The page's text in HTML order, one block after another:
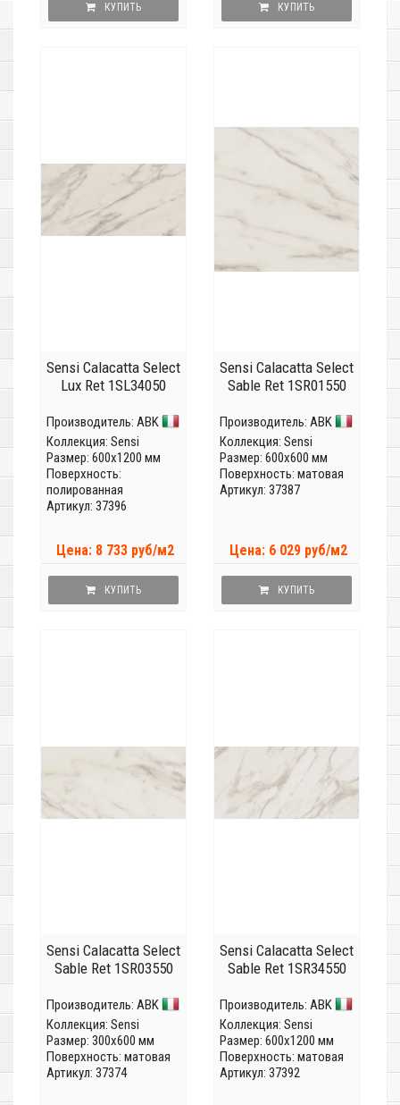
КУПИТЬ КУПИТЬ
Sensi Calacatta Select
Lux Ret 1SL34050
Производитель: ABK
Коллекция: Sensi
Размер: 600x1200 мм
Поверхность:
полированная
Артикул: 37396
Цена: 8 733 руб/м2
КУПИТЬ
Sensi Calacatta Select
Sable Ret 1SR01550
Производитель: ABK
Коллекция: Sensi
Размер: 600x600 мм
Поверхность: матовая
Артикул: 37387
Цена: 6 029 руб/м2
КУПИТЬ
Sensi Calacatta Select
Sable Ret 1SR03550
Производитель: ABK
Коллекция: Sensi
Размер: 300x600 мм
Поверхность: матовая
Артикул: 37374
Sensi Calacatta Select
Sable Ret 1SR34550
Производитель: ABK
Коллекция: Sensi
Размер: 600x1200 мм
Поверхность: матовая
Артикул: 37392